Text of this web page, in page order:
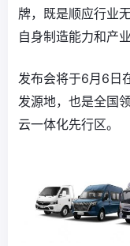
牌，既是顺应行业
自身制造能力和产
发布会将于6月6日
发源地，也是全国
云一体化先行区。